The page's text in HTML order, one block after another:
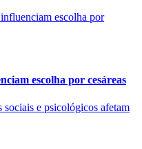
escolha por cesáreas
e psicológicos afetam